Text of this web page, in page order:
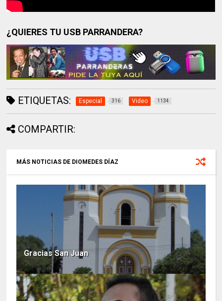
¿QUIERES TU USB PARRANDERA?
ETIQUETAS: Especial 316 Video 1134
COMPARTIR:
MÁS NOTICIAS DE DIOMEDES DÍAZ
Gracias San Juan